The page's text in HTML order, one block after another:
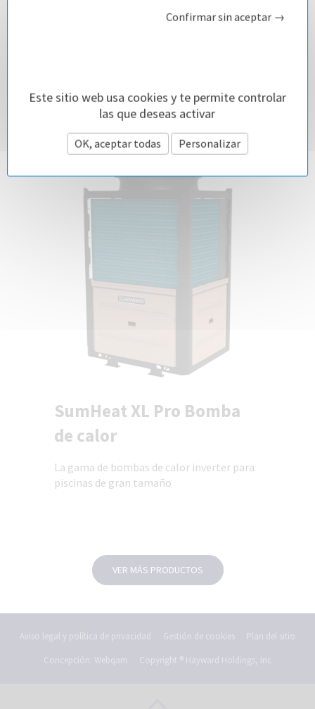
BOMBAS DE CALOR FULL
.
NUEVO
SumHeat XL Pro Bomba
de calor
La gama de bombas de calor inverter para
piscinas de gran tamaño
VER MÁS PRODUCTOS
Aviso legal y política de privacidad Gestión de cookies Plan del sitio
Concepción: Webqam Copyright ® Hayward Holdings, Inc
Este sitio web usa cookies y te permite controlar
las que deseas activar
OK, aceptar todas
Confirmar sin aceptar →
Personalizar